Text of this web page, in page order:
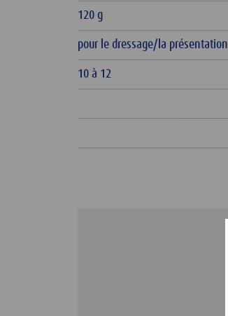
120 g
pour le dressage/la présentation
10 à 12